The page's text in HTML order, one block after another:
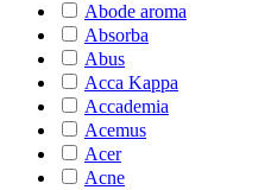
Abode aroma
Absorba
Abus
Acca Kappa
Accademia
Acemus
Acer
Acne